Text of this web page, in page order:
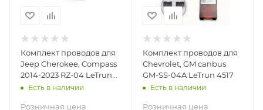
Комплект проводов для
Jeep Cherokee, Compass
2014-2023 RZ-04 LeTrun
6404
Есть в наличии
Розничная цена
Комплект проводов для
Chevrolet, GM canbus
GM-SS-04A LeTrun 4517
Есть в наличии
Розничная цена